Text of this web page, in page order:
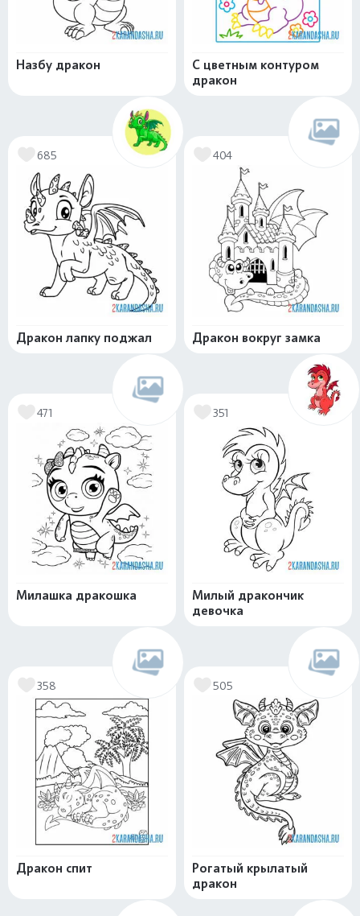
Назбу дракон
С цветным контуром
дракон
685
Дракон лапку поджал
404
Дракон вокруг замка
471
Милашка дракошка
351
Милый дракончик
девочка
358
Дракон спит
505
Рогатый крылатый
дракон